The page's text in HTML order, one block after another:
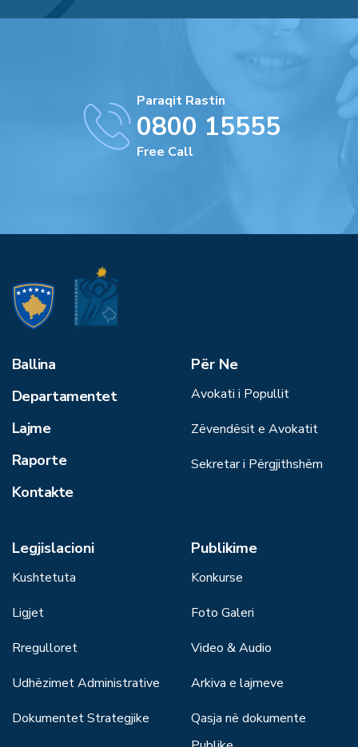
Paraqit Rastin
0800 15555
Free Call
Ballina
Departamentet
Lajme
Raporte
Kontakte
Për Ne
Avokati i Popullit
Zëvendësit e Avokatit
Sekretar i Përgjithshëm
Legjislacioni
Kushtetuta
Ligjet
Rregulloret
Udhëzimet Administrative
Dokumentet Strategjike
Publikime
Konkurse
Foto Galeri
Video & Audio
Arkiva e lajmeve
Qasja në dokumente